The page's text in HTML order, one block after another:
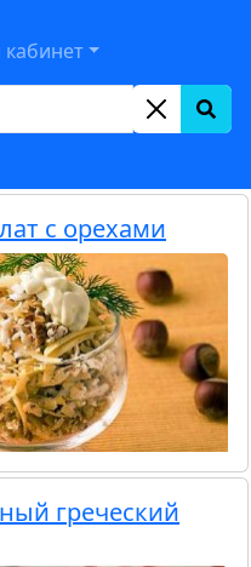
с орехами
греческий